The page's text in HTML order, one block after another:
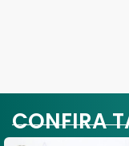
CONFIRA